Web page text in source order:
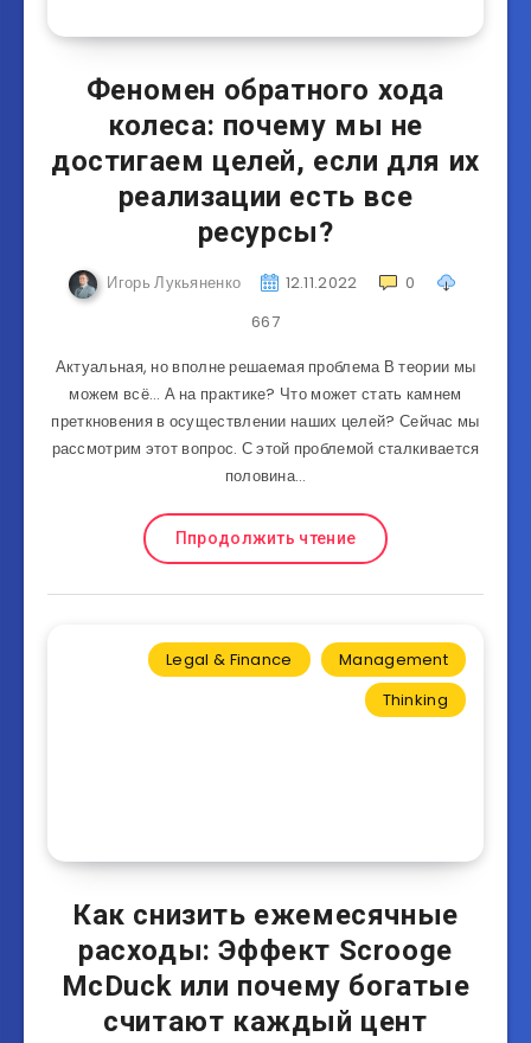
Феномен обратного хода
колеса: почему мы не
достигаем целей, если для их
реализации есть все
ресурсы?
Игорь Лукьяненко 12.11.2022
0
667
Актуальная, но вполне решаемая проблема В теории мы
можем всё… А на практике? Что может стать камнем
преткновения в осуществлении наших целей? Сейчас мы
рассмотрим этот вопрос. С этой проблемой сталкивается
половина…
Ппродолжить чтение
Legal & Finance
Management
Thinking
Как снизить ежемесячные
расходы: Эффект Scrooge
McDuck или почему богатые
считают каждый цент